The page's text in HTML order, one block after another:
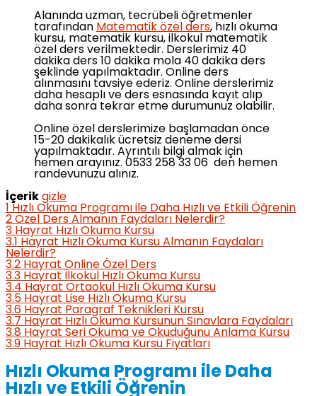
Alanında uzman, tecrübeli öğretmenler
tarafından Matematik özel ders, hızlı okuma
kursu, matematik kursu, ilkokul matematik
özel ders verilmektedir. Derslerimiz 40
dakika ders 10 dakika mola 40 dakika ders
şeklinde yapılmaktadır. Online ders
alınmasını tavsiye ederiz. Online derslerimiz
daha hesaplı ve ders esnasında kayıt alıp
daha sonra tekrar etme durumunuz olabilir.
Online özel derslerimize başlamadan önce
15-20 dakikalık ücretsiz deneme dersi
yapılmaktadır. Ayrıntılı bilgi almak için
hemen arayınız. 0533 258 33 06 den hemen
randevunuzu alınız.
İçerik gizle
Hızlı Okuma Programı ile Daha Hızlı ve Etkili Öğrenin
2 Özel Ders Almanın Faydaları Nelerdir?
3 Hayrat Hızlı Okuma Kursu
3.1
Hayrat Hızlı Okuma Kursu Almanın Faydaları
Nelerdir?
3.2 Hayrat Online Özel Ders
3.3 Hayrat İlkokul Hızlı Okuma Kursu
3.4 Hayrat Ortaokul Hızlı Okuma Kursu
3.5 Hayrat Lise Hızlı Okuma Kursu
3.6 Hayrat Paragraf Teknikleri Kursu
3.7 Hayrat Hızlı Okuma Kursunun Sınavlara Faydaları
3.8 Hayrat Seri Okuma ve Okuduğunu Anlama Kursu
3.9 Hayrat Hızlı Okuma Kursu Fiyatları
Hızlı Okuma Programı ile Daha
Hızlı ve Etkili Öğrenin